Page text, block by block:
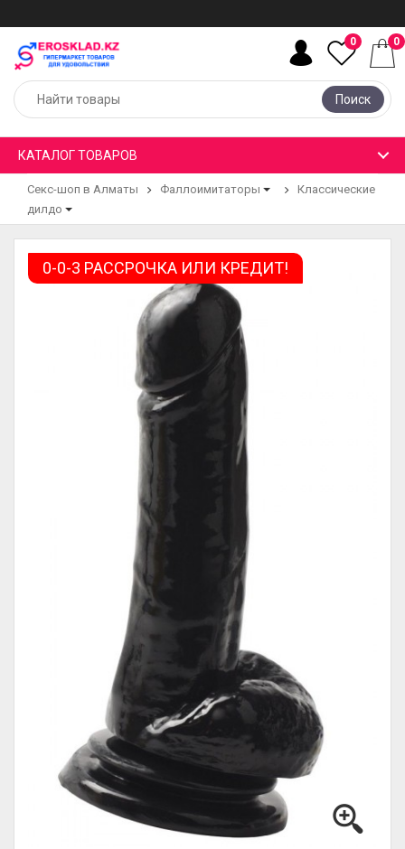
Поиск
0 0
КАТАЛОГ ТОВАРОВ
Секс-шоп в Алматы Фаллоимитаторы
Классические
дилдо
0-0-3 РАССРОЧКА ИЛИ КРЕДИТ!